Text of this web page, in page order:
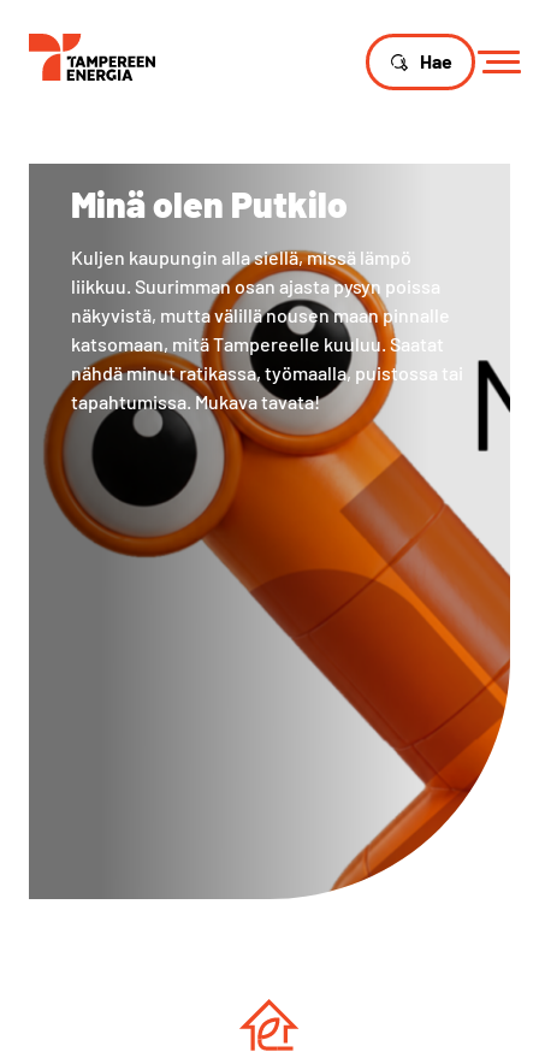
Hae
Minä olen Putkilo
Kuljen kaupungin alla siellä, missä lämpö
liikkuu. Suurimman osan ajasta pysyn poissa
näkyvistä, mutta välillä nousen maan pinnalle
katsomaan, mitä Tampereelle kuuluu. Saatat
nähdä minut ratikassa, työmaalla, puistossa tai
tapahtumissa. Mukava tavata!